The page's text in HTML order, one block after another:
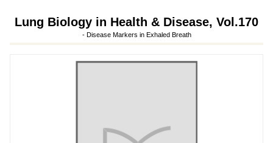
Lung Biology in Health & Disease, Vol.170
- Disease Markers in Exhaled Breath